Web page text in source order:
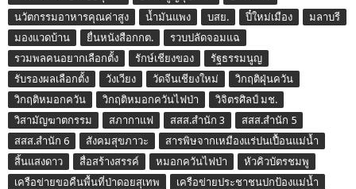
นวัตกรรมอาหารคุณค่าสูง
น้ำมันแพง บสย. ปี๋ใหม่เมือง
มลาบรี
มองแวดบ้าน
ยื่นหนังสือกกต.
รวบปลัดจอมแฉ
รวมพลคนอยากเลือกตั้ง
รักษ์เชียงของ
รัฐธรรมนูญ
รับรองผลเลือกตั้ง
วังเวียง วัดจีนเชียงใหม่
วิกฤติฝุ่นควัน
วิกฤติหมอกควัน
วิกฤติหมอกควันไฟป่า
วิจิตรศิลป์ มช.
วิสามัญฆาตกรรม
สภากาแฟ สสส.สำนัก 3
สสส.สำนัก 5
สสส.สำนัก 6
สังคมสุขภาวะ
สารพิษจากเหมืองแร่ปนเปื้อนแม่น้ำ
สิ้นแสงดาว
สื่อสร้างสรรค์ หมอกควันไฟป่า
หัวคิวบัตรชมพู
เครือข่ายขอคืนพื้นที่ป่าดอยสุเทพ
เครือข่ายประชาชนปกป้องแม่น้ำ